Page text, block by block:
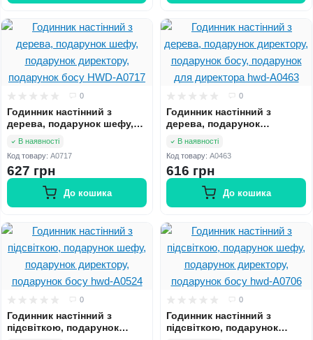
0
Годинник настінний з
дерева, подарунок шефу,
подарунок босу HWD-A0717
В наявності
Код товару: A0717
627 грн
До кошика
0
Годинник настінний з
дерева, подарунок
подарунок для директора
hwd-A0463
В наявності
Код товару: A0463
616 грн
До кошика
0
Годинник настінний з
підсвіткою, подарунок
0
Годинник настінний з
підсвіткою, подарунок